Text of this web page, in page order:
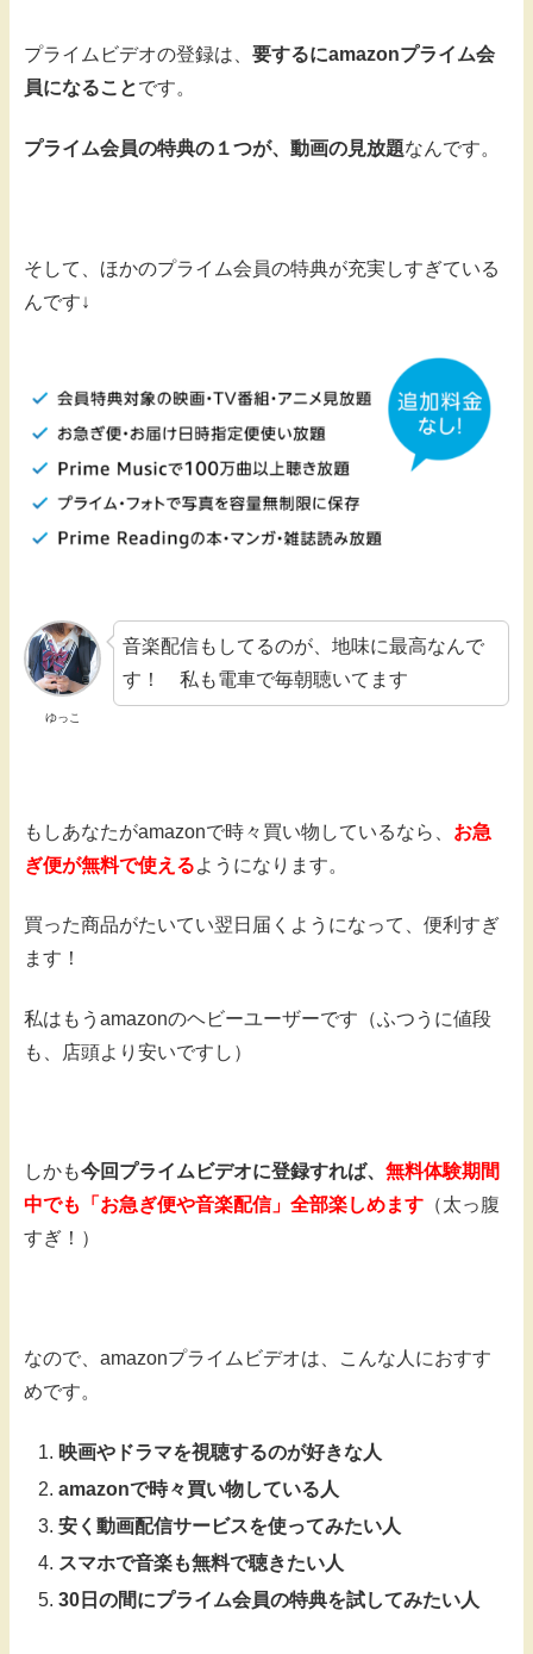
プライムビデオの登録は、 要するにamazonプライム会
員になることです。
プライム会員の特典の１つが、動画の見放題なんです。
そして、ほかのプライム会員の特典が充実しすぎている
んです↓
ゆっこ
音楽配信もしてるのが、地味に最高なんで
す！ 私も電車で毎朝聴いてます
もしあなたがamazonで時々買い物しているなら、 お急
ぎ便が無料で使えるようになります。
買った商品がたいてい翌日届くようになって、便利すぎ
ます！
私はもうamazonのヘビーユーザーです（ふつうに値段
も、店頭より安いですし）
しかも今回プライムビデオに登録すれば、 無料体験期間
中でも「お急ぎ便や音楽配信」全部楽しめます （太っ腹
すぎ！）
なので、amazonプライムビデオは、こんな人におすす
めです。
映画やドラマを視聴するのが好きな人
amazonで時々買い物している人
安く動画配信サービスを使ってみたい人
スマホで音楽も無料で聴きたい人
30日の間にプライム会員の特典を試してみたい人